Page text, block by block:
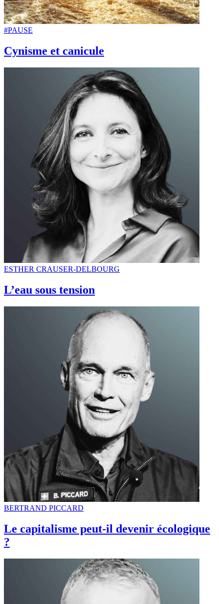
#PAUSE
Cynisme et canicule
ESTHER CRAUSER-DELBOURG
L’eau sous tension
BERTRAND PICCARD
Le capitalisme peut-il devenir écologique
?